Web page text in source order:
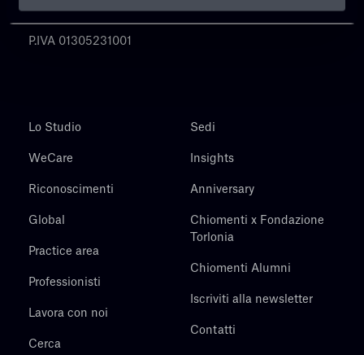
Chiomenti
P.IVA 01305231001
Lo Studio
WeCare
Riconoscimenti
Global
Practice area
Professionisti
Lavora con noi
Cerca
Sedi
Insights
Anniversary
Chiomenti x Fondazione
Torlonia
Chiomenti Alumni
Iscriviti alla newsletter
Contatti